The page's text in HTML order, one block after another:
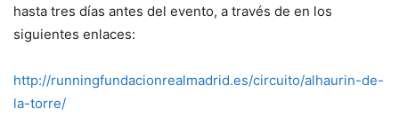
hasta tres días antes del evento, a través de en los
siguientes enlaces:
http://runningfundacionrealmadrid.es/circuito/alhaurin-de-
la-torre/